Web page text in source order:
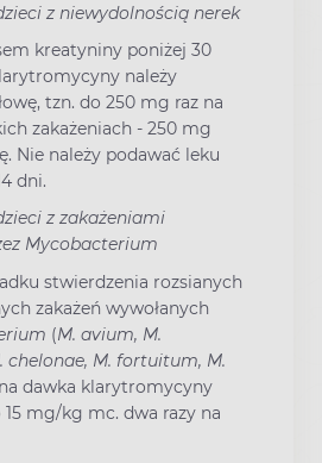
z niewydolnością nerek
kreatyniny poniżej 30
należy
tzn. do 250 mg raz na
zakażeniach - 250 mg
Nie należy podawać leku
dni.
z zakażeniami
Mycobacterium
stwierdzenia rozsianych
zakażeń wywołanych
(M. avium, M.
chelonae, M. fortuitum, M.
dawka klarytromycyny
15 mg/kg mc. dwa razy na